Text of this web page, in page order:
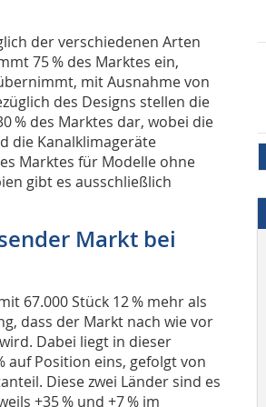
der verschiedenen Arten
75 % des Marktes ein,
mit Ausnahme von
des Designs stellen die
% des Marktes dar, wobei die
die Kanalklimageräte
Marktes für Modelle ohne
gibt es ausschließlich
Markt bei
67.000 Stück 12 % mehr als
dass der Markt nach wie vor
Dabei liegt in dieser
auf Position eins, gefolgt von
Diese zwei Länder sind es
+35 % und +7 % im